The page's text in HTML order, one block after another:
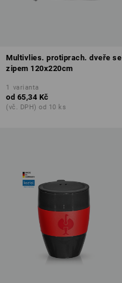
Multivlies. protiprach. dveře se
zipem 120x220cm
1 varianta
od 65,34 Kč
(vč. DPH) od 10 ks